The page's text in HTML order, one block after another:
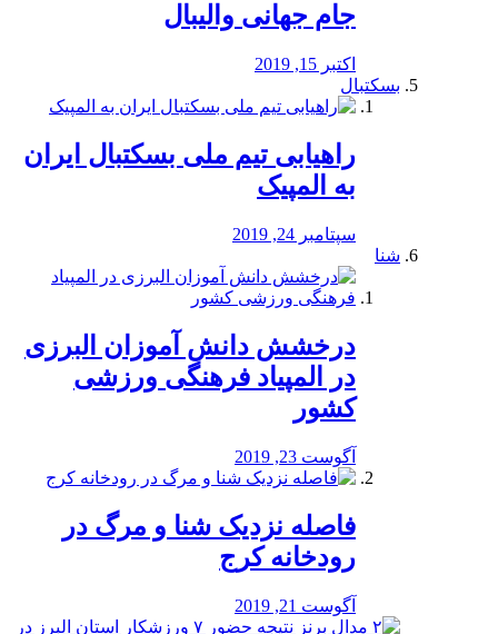
جام جهانی والیبال
اکتبر 15, 2019
بسکتبال
راهیابی تیم ملی بسکتبال ایران
به المپیک
سپتامبر 24, 2019
شنا
درخشش دانش آموزان البرزی
در المپیاد فرهنگی ورزشی
کشور
آگوست 23, 2019
️فاصله نزدیک شنا و مرگ در
رودخانه کرج
آگوست 21, 2019